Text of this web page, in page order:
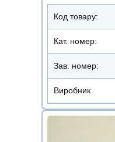
Код товару:
Кат. номер:
Зав. номер:
Виробник